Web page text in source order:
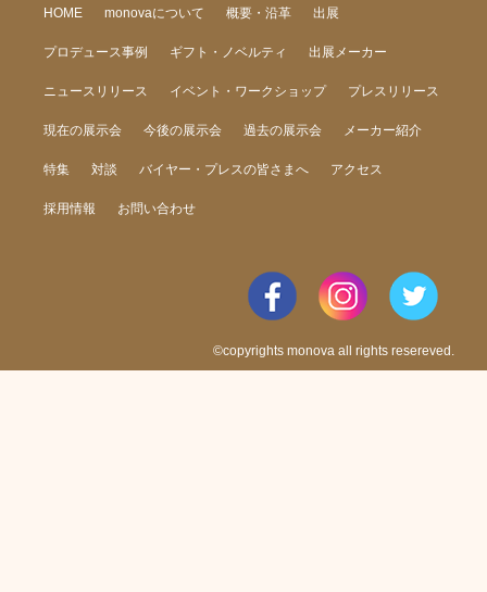
HOME monovaについて 概要・沿革 出展
プロデュース事例 ギフト・ノベルティ 出展メーカー
ニュースリリース イベント・ワークショップ プレスリリース
現在の展示会 今後の展示会 過去の展示会 メーカー紹介
特集 対談 バイヤー・プレスの皆さまへ アクセス
採用情報 お問い合わせ
©copyrights monova all rights resereved.